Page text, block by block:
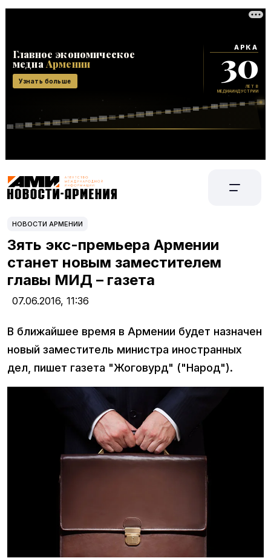
НОВОСТИ АРМЕНИИ
Зять экс-премьера Армении
станет новым заместителем
главы МИД – газета
07.06.2016, 11:36
В ближайшее время в Армении будет назначен
новый заместитель министра иностранных
дел, пишет газета "Жоговурд" ("Народ").